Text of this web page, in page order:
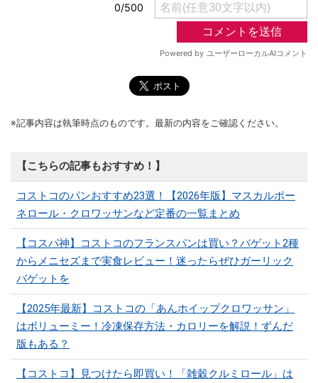
※記事内容は執筆時点のものです。最新の内容をご確認ください。
【こちらの記事もおすすめ！】
コストコのパンおすすめ23選！【2026年版】マスカルポー
ネロール・クロワッサンなど定番の一覧まとめ
【コスパ神】コストコのフランスパンは買い？バゲット2種
からメニセズまで実食レビュー！迷ったらぜひガーリック
バゲットを
【2025年最新】コストコの「あんホイップクロワッサン」
はボリューミー！冷凍保存方法・カロリーを解説！ずんだ
版もある？
【コストコ】見つけたら即買い！「雑穀クルミロール」は